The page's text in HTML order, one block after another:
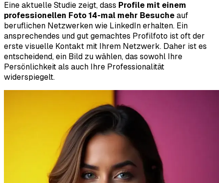
Eine aktuelle Studie zeigt, dass Profile mit einem
professionellen Foto 14-mal mehr Besuche auf
beruflichen Netzwerken wie LinkedIn erhalten. Ein
ansprechendes und gut gemachtes Profilfoto ist oft der
erste visuelle Kontakt mit Ihrem Netzwerk. Daher ist es
entscheidend, ein Bild zu wählen, das sowohl Ihre
Persönlichkeit als auch Ihre Professionalität
widerspiegelt.